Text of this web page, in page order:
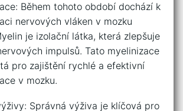
Během tohoto ⁤období dochází k
nervových vláken v mozku
je izolační látka, která zlepšuje
impulsů. ⁢Tato myelinizace
‌pro zajištění rychlé a efektivní
v mozku.
Správná výživa⁤ je klíčová pro‍